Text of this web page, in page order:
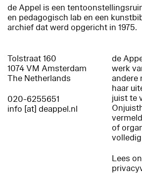
de Appel is een
en pedagogisch lab en een
archief dat werd opgericht in 1975.
Tolstraat 160
1074 VM Amsterdam
The Netherlands
020-6255651
info [at] deappel.nl
de
werk
andere
haar
juist te
of
Lees